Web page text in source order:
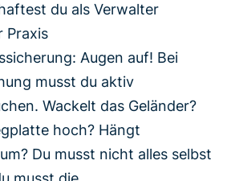
du als Verwalter
Praxis
Augen auf! Bei
musst du aktiv
Wackelt das Geländer?
hoch? Hängt
Du musst nicht alles selbst